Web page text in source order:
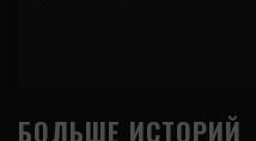
БОЛЬШЕ ИСТОРИЙ